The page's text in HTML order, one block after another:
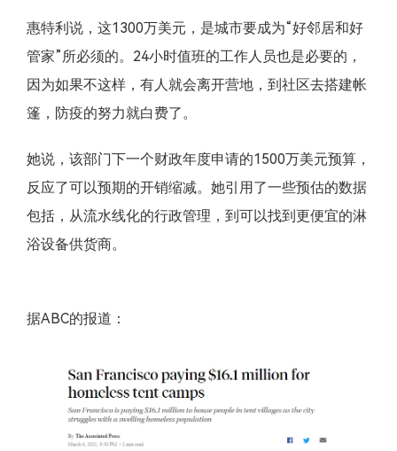
惠特利说，这1300万美元，是城市要成为“好邻居和好
管家”所必须的。24小时值班的工作人员也是必要的，
因为如果不这样，有人就会离开营地，到社区去搭建帐
篷，防疫的努力就白费了。
她说，该部门下一个财政年度申请的1500万美元预算，
反应了可以预期的开销缩减。她引用了一些预估的数据
包括，从流水线化的行政管理，到可以找到更便宜的淋
浴设备供货商。
据ABC的报道：